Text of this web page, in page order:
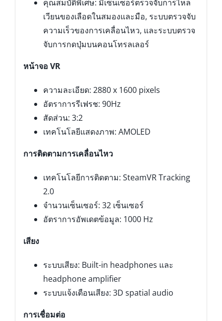
คุณสมบัติพิเศษ: มีเซ็นเซอร์ตรวจจับการไหล
เวียนของเลือดในสมองและมือ, ระบบตรวจจับ
ความเร็วของการเคลื่อนไหว, และระบบตรวจ
จับการกดปุ่มบนคอนโทรลเลอร์
หน้าจอ VR
ความละเอียด: 2880 x 1600 pixels
อัตราการรีเฟรช: 90Hz
สัดส่วน: 3:2
เทคโนโลยีแสดงภาพ: AMOLED
การติดตามการเคลื่อนไหว
เทคโนโลยีการติดตาม: SteamVR Tracking
2.0
จำนวนเซ็นเซอร์: 32 เซ็นเซอร์
อัตราการอัพเดตข้อมูล: 1000 Hz
เสียง
ระบบเสียง: Built-in headphones และ
headphone amplifier
ระบบแจ้งเตือนเสียง: 3D spatial audio
การเชื่อมต่อ